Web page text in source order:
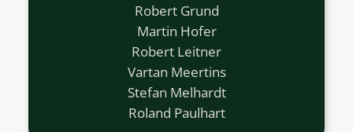
Robert Grund
Martin Hofer
Robert Leitner
Vartan Meertins
Stefan Melhardt
Roland Paulhart